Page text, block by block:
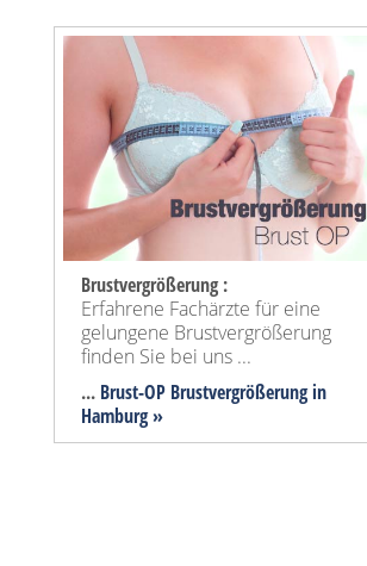
Brustvergrößerung :
Erfahrene Fachärzte für eine
gelungene Brustvergrößerung
finden Sie bei uns ...
... Brust-OP Brustvergrößerung in
Hamburg »